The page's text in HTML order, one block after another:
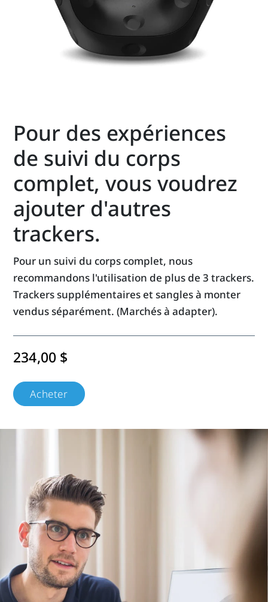
Pour des expériences
de suivi du corps
complet, vous voudrez
ajouter d'autres
trackers.
Pour un suivi du corps complet, nous
recommandons l'utilisation de plus de 3 trackers.
Trackers supplémentaires et sangles à monter
vendus séparément. (Marchés à adapter).
234,00 $
Acheter